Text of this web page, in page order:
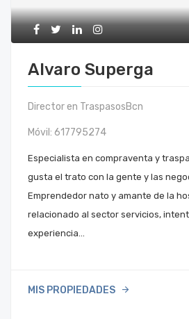
Alvaro Superga
Director en TraspasosBcn
Móvil: 617795274
Especialista en compraventa y
gusta el trato con la gente y las
Emprendedor nato y amante de la
relacionado al sector servicios,
experiencia…
MIS PROPIEDADES